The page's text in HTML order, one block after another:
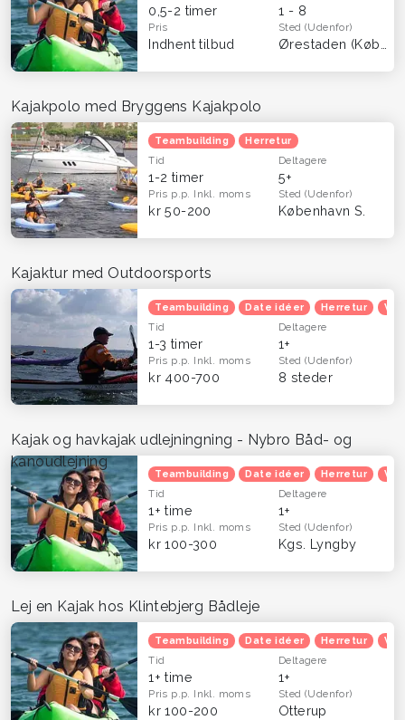
0,5-2 timer 1 - 8
Pris
Indhent tilbud
Sted(Udenfor)
Kajakpolo med Bryggens Kajakpolo
Teambuilding Herretur
Tid
1-2 timer
Deltagere
5+
Pris p.p. Inkl. moms
kr 50-200
Sted(Udenfor)
København S.
Kajaktur med Outdoorsports
Teambuilding Date idéer Herretur
Tid
1-3 timer
Deltagere
1+
Pris p.p. Inkl. moms
kr 400-700
Sted(Udenfor)
8 steder
Kajak og havkajak udlejningning - Nybro Båd- og
kanoudlejning
Teambuilding Date idéer Herretur
Tid
1+ time
Deltagere
1+
Pris p.p. Inkl. moms
kr 100-300
Sted(Udenfor)
Kgs. Lyngby
Lej en Kajak hos Klintebjerg Bådleje
Teambuilding Date idéer Herretur
Tid
1+ time
Deltagere
1+
Pris p.p. Inkl. moms
kr 100-200
Sted(Udenfor)
Otterup